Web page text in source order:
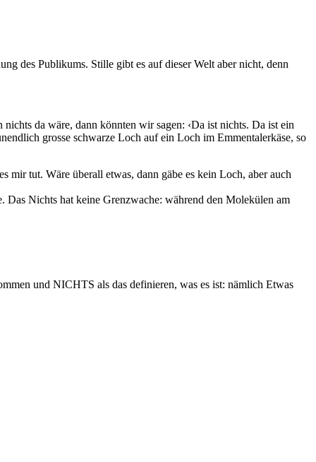
des Publikums. Stille gibt es auf dieser Welt aber nicht, denn
da wäre, dann könnten wir sagen: ‹Da ist nichts. Da ist ein
grosse schwarze Loch auf ein Loch im Emmentalerkäse, so
tut. Wäre überall etwas, dann gäbe es kein Loch, aber auch
Das Nichts hat keine Grenzwache: während den Molekülen am
und NICHTS als das definieren, was es ist: nämlich Etwas